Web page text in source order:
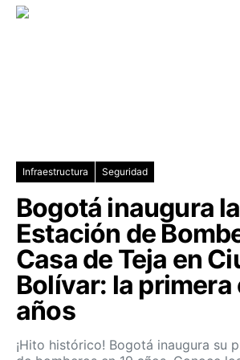
Infraestructura Seguridad
Bogotá inaugura la
Estación de
Casa de Teja en
Bolívar: la primera
años
¡Hito histórico! Bogotá inaugura su